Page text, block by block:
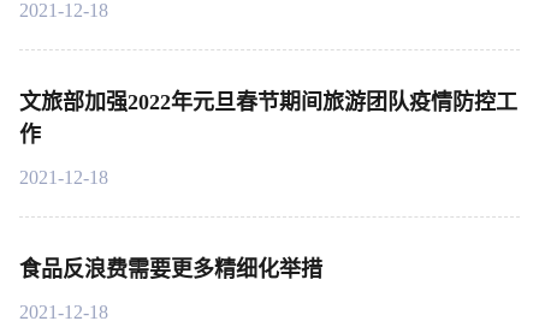
2021-12-18
文旅部加强2022年元旦春节期间旅游团队疫情防控工
作
2021-12-18
食品反浪费需要更多精细化举措
2021-12-18